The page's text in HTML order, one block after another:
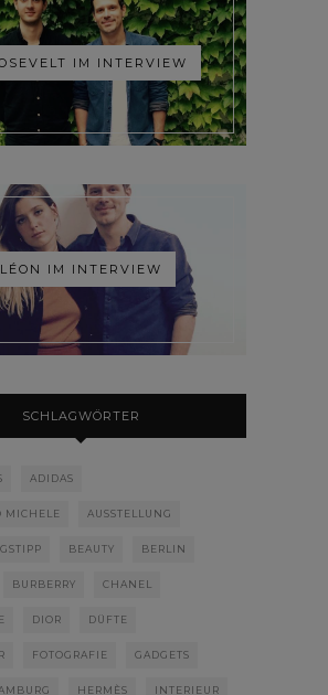
IM INTERVIEW
LÉON IM INTERVIEW
SCHLAGWÖRTER
ADIDAS
MICHELE AUSSTELLUNG
BEAUTY BERLIN
BURBERRY CHANEL
DIOR DÜFTE
FOTOGRAFIE GADGETS
HERMÈS INTERIEUR